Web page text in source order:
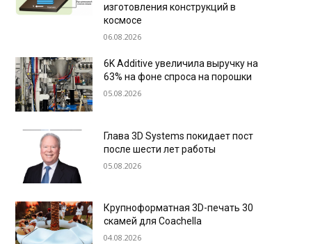
изготовления конструкций в
космосе
06.08.2026
6K Additive увеличила выручку на
63% на фоне спроса на порошки
05.08.2026
Глава 3D Systems покидает пост
после шести лет работы
05.08.2026
Крупноформатная 3D-печать 30
скамей для Coachella
04.08.2026